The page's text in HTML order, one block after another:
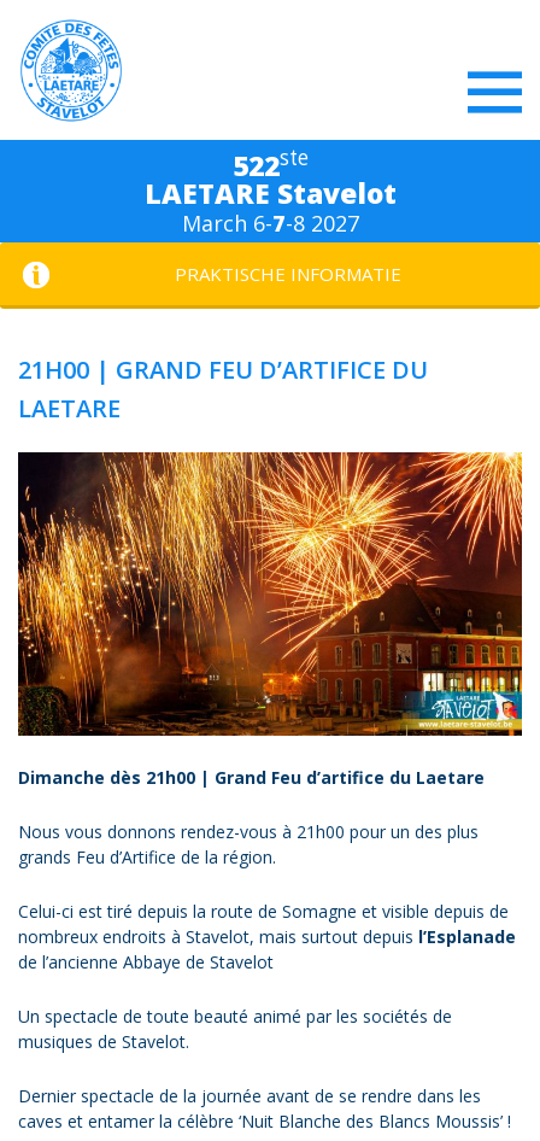
522ste
LAETARE Stavelot
March 6-7-8 2027
PRAKTISCHE INFORMATIE
21H00 | GRAND FEU D’ARTIFICE DU
LAETARE
Dimanche dès 21h00 | Grand Feu d’artifice du Laetare
Nous vous donnons rendez-vous à 21h00 pour un des plus
grands Feu d’Artifice de la région.
Celui-ci est tiré depuis la route de Somagne et visible depuis de
nombreux endroits à Stavelot, mais surtout depuis l’Esplanade
de l’ancienne Abbaye de Stavelot
Un spectacle de toute beauté animé par les sociétés de
musiques de Stavelot.
Dernier spectacle de la journée avant de se rendre dans les
caves et entamer la célèbre ‘Nuit Blanche des Blancs Moussis’ !